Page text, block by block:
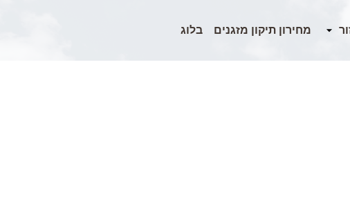
מחירון תיקון מזגנים בלוג